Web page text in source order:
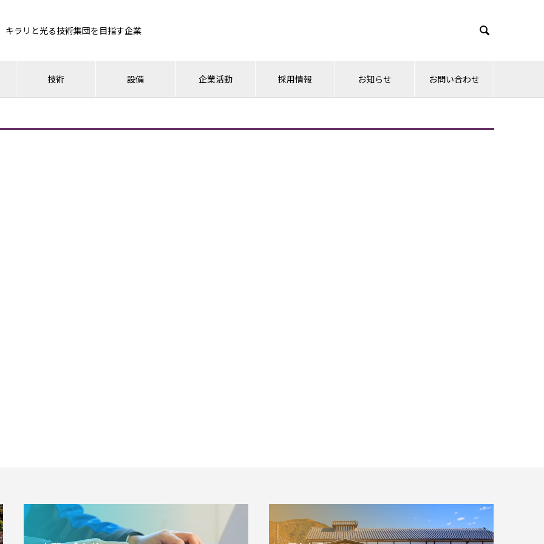
キラリと光る技術集団を目指す企業 
技術 設備 企業活動 採用情報 お知らせ お問い合わせ